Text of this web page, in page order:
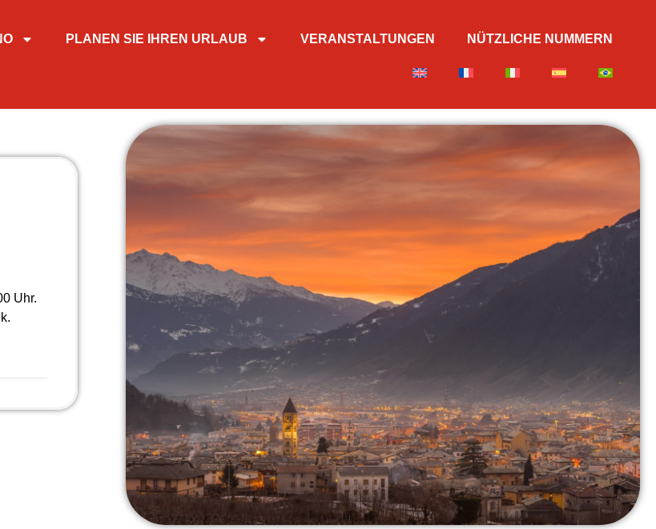
PLANEN SIE IHREN URLAUB VERANSTALTUNGEN NÜTZLICHE NUMMERN
Uhr.